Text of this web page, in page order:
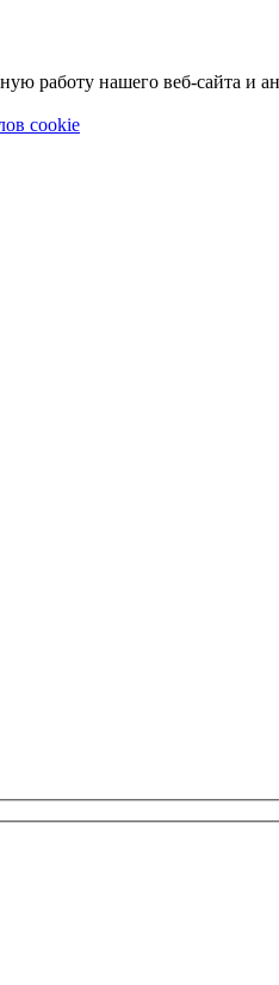
работу нашего веб-сайта и
cookie